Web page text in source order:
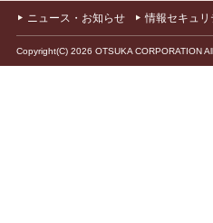
ニュース・お知らせ 情報セキュ
Copyright(C) 2026 OTSUKA CORPORATION